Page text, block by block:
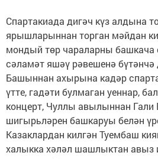
Спартакиада дигәч күз алдына
ярышларыннан торган мәйдан
мондый төр чараларны
сәламәт яшәү рәвешенә бүтәнчә
Башыннан ахырына кадәр
үтте, гадәти булмаган уеннар,
концерт, Чуллы авылыннан Гали
шигырьләрен башкаруы белән
Казаклардан килгән Туембаш
халыкка хәләл шашлыктан авыз